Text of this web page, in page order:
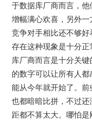
于数据库厂商而言，
增幅满心欢喜，另外
竞争对手相比还不够好
存在这种现象是十分
库厂商而言是十分关
的数字可以让所有人
能从今年就开始了。前
也都暗暗比拼，不过
距都不算太大。哪怕